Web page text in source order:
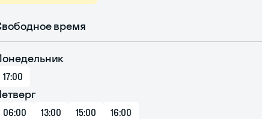
время
17:00
06:00 13:00 15:00 16:00